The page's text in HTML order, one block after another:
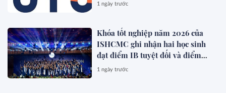
1 ngày trước
Khóa tốt nghiệp năm 2026 của
ISHCMC ghi nhận hai học sinh
đạt điểm IB tuyệt đối và điểm
trung bình toàn khóa đạt 34,5
1 ngày trước